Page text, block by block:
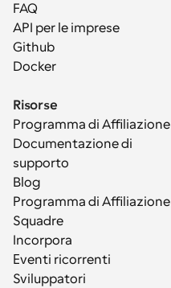
FAQ
API per le imprese
Github
Docker
Risorse
Programma di Affiliazione
Documentazione di
supporto
Blog
Programma di Affiliazione
Squadre
Incorpora
Eventi ricorrenti
Sviluppatori